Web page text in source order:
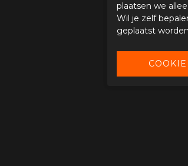
plaatsen we
Wil je zelf
geplaatst